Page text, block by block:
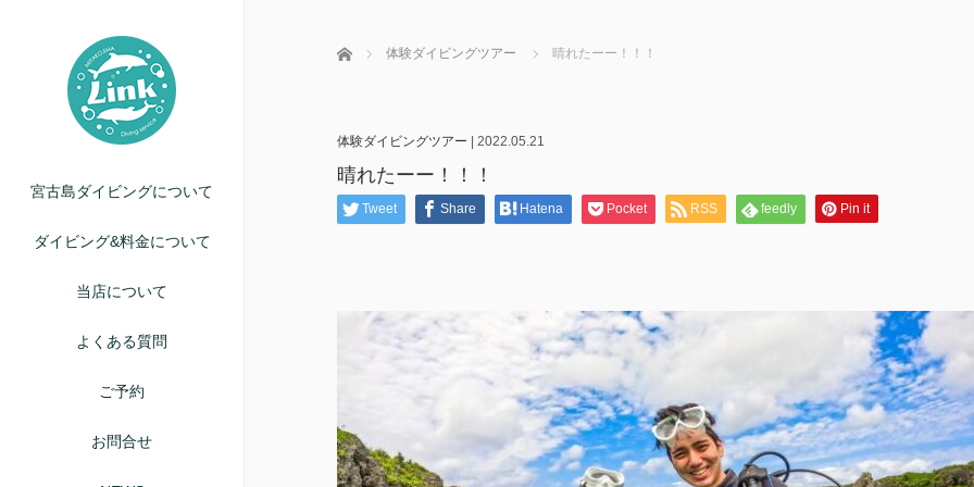
宮古島ダイビングについて
ダイビング&料金について
当店について
よくある質問
ご予約
お問合せ
ホーム 体験ダイビングツアー 晴れたーー！！！
体験ダイビングツアー 2022.05.21
晴れたーー！！！
Tweet Share Hatena Pocket RSS feedly Pin it